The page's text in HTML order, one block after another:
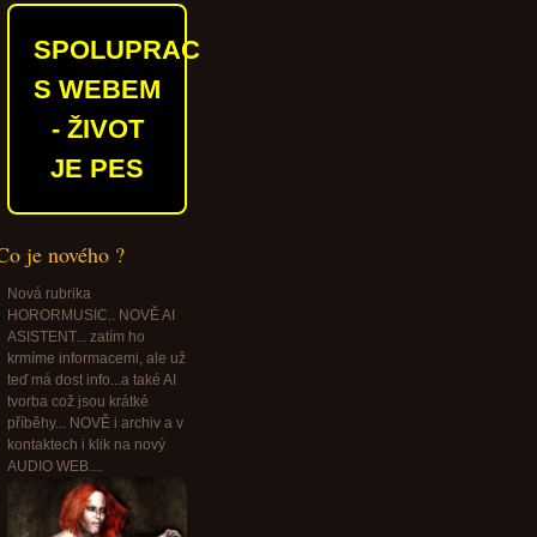
SPOLUPRACUJEME
S WEBEM
- ŽIVOT
JE PES
je nového ?
Nová rubrika
HORORMUSIC.. NOVĚ AI
ASISTENT... zatím ho
krmíme informacemi, ale už
teď má dost info...a také AI
tvorba což jsou krátké
příběhy... NOVĚ i archiv a v
kontaktech i klik na nový
AUDIO WEB....